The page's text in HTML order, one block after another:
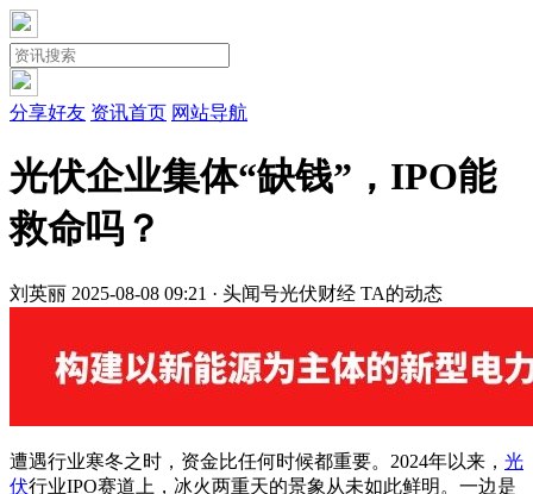
分享好友 资讯首页 网站导航
光伏企业集体“缺钱”，IPO能
救命吗？
刘英丽 2025-08-08 09:21 · 头闻号光伏财经 TA的动态
遭遇行业寒冬之时，资金比任何时候都重要。2024年以来， 光
伏行业IPO赛道上，冰火两重天的景象从未如此鲜明。一边是